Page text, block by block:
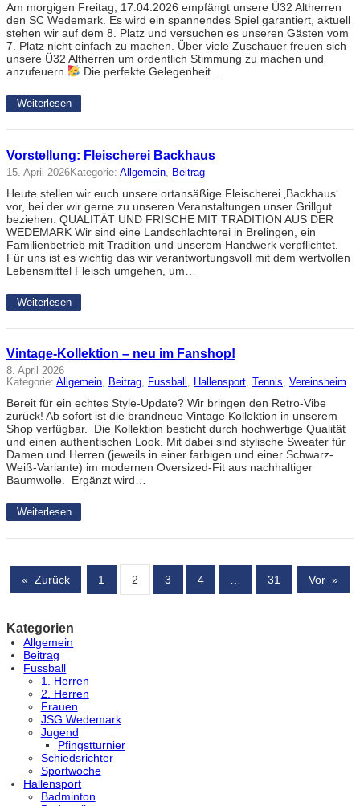
Am morgigen Freitag, 17.04.2026 empfängt unsere Ü32 Altherren
den SC Wedemark. Es wird ein spannendes Spiel garantiert, aktuell
stehen wir auf dem 8. Platz und versuchen es unseren Gästen vom
7. Platz nicht einfach zu machen. Über viele Zuschauer freuen sich
unsere Ü32 Altherren um ordentlich Stimmung zu machen und
anzufeuern
Die perfekte Gelegenheit…
Weiterlesen
Vorstellung: Fleischerei Backhaus
15. April 2026Kategorie: Allgemein, Beitrag
Heute stellen wir euch unsere ortansäßige Fleischerei ‚Backhaus‘
vor, bei der wir gerne zu unseren Veranstaltungen unser Grillgut
beziehen. QUALITÄT UND FRISCHE MIT TRADITION AUS DER
WEDEMARK Wir sind eine Landschlachterei in Brelingen, ein
Familienbetrieb mit Tradition und unserem Handwerk verpflichtet.
Für uns ist es wichtig das wir verantwortungsvoll mit dem wertvollen
Lebensmittel Fleisch umgehen, um…
Weiterlesen
Vintage-Kollektion – neu im Fanshop!
8. April 2026
Kategorie: Allgemein, Beitrag, Fussball , Hallensport, Tennis, Vereinsheim
Bereit für ein echtes Style-Update? Wir bringen den Retro-Vibe
zurück! Ab sofort ist die brandneue Vintage Kollektion in unserem
Shop verfügbar. Die Kollektion besticht durch hochwertige Qualität
und einen authentischen Look. Mit dabei sind stylische Sweater für
Damen und Herren (jeweils in einer farbigen und einer Schwarz-
Weiß-Variante) im modernen Oversized-Fit aus nachhaltiger
Baumwolle. Ergänzt wird…
Weiterlesen
« Zurück 1 2 3 4 … 31 Vor »
Kategorien
Allgemein
Beitrag
Fussball
1. Herren
2. Herren
Frauen
JSG Wedemark
Jugend
Pfingstturnier
Schiedsrichter
Sportwoche
Hallensport
Badminton